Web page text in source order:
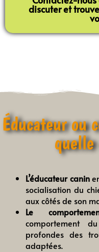
discuter et
Éducateur ou
quelle
L’éducateur canin
socialisation du
aux côtés de son
Le
comportement
profondes des
adaptées.